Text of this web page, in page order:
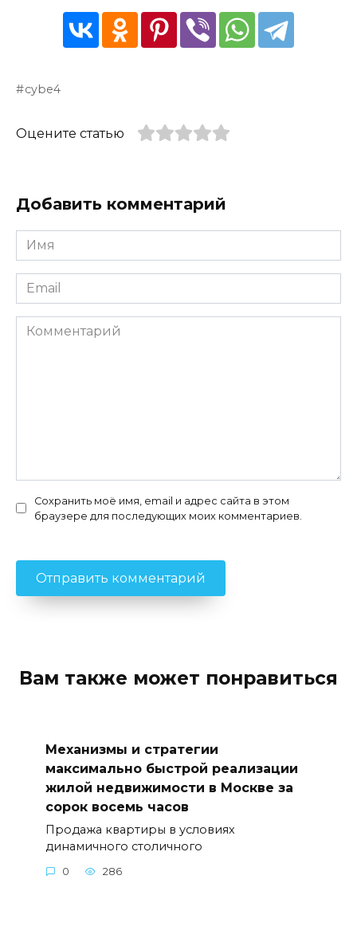
cybe4
Оцените статью
Добавить комментарий
Имя
*
Email
*
Комментарий
Сохранить моё имя, email и адрес сайта в этом
браузере для последующих моих комментариев.
Вам также может понравиться
Механизмы и стратегии
максимально быстрой реализации
жилой недвижимости в Москве за
сорок восемь часов
Продажа квартиры в условиях
динамичного столичного
0 286